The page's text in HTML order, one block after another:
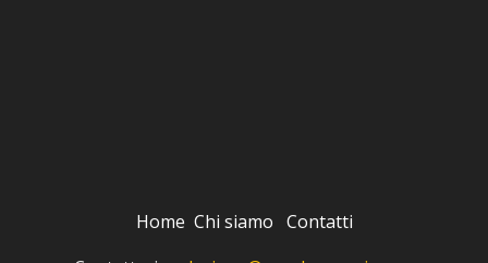
Home Chi siamo Contatti